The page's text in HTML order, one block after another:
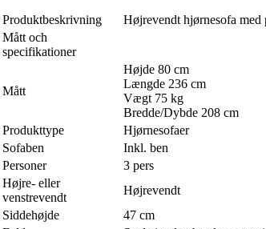
Produktbeskrivning
Højrevendt hjørnesofa
Mått och
specifikationer
Mått
Højde 80 cm
Længde 236 cm
Vægt 75 kg
Bredde/Dybde 208 cm
Produkttype
Hjørnesofaer
Sofaben
Inkl. ben
Personer
3 pers
Højre- eller
venstrevendt
Højrevendt
Siddehøjde
47 cm